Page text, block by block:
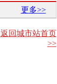
更多>>
返回城市站首页
>>